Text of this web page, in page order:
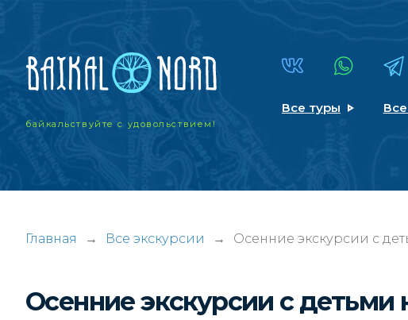
байкальствуйтес удовольствием!
Все туры
Главная → Все экскурсии → Осенние экскурсии с
Осенние экскурсии с